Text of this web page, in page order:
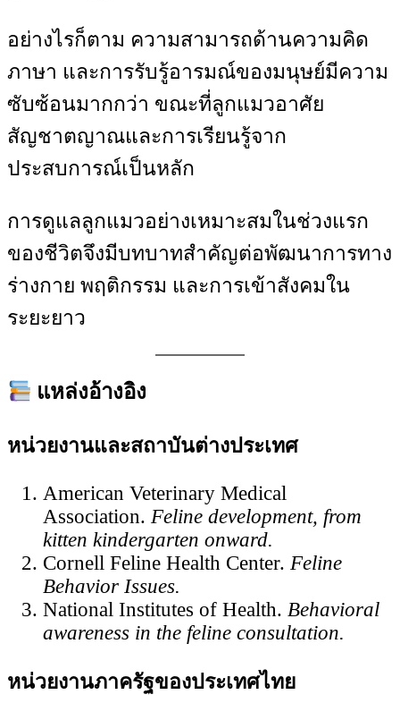
อย่างไรก็ตาม ความสามารถด้านความคิด
ภาษา และการรับรู้อารมณ์ของมนุษย์มีความ
ซับซ้อนมากกว่า ขณะที่ลูกแมวอาศัย
สัญชาตญาณและการเรียนรู้จาก
ประสบการณ์เป็นหลัก
การดูแลลูกแมวอย่างเหมาะสมในช่วงแรก
ของชีวิตจึงมีบทบาทสำคัญต่อพัฒนาการทาง
ร่างกาย พฤติกรรม และการเข้าสังคมใน
ระยะยาว
แหล่งอ้างอิง
หน่วยงานและสถาบันต่างประเทศ
American Veterinary Medical
Association. Feline development, from
kitten kindergarten onward.
Cornell Feline Health Center. Feline
Behavior Issues.
National Institutes of Health. Behavioral
awareness in the feline consultation.
หน่วยงานภาครัฐของประเทศไทย